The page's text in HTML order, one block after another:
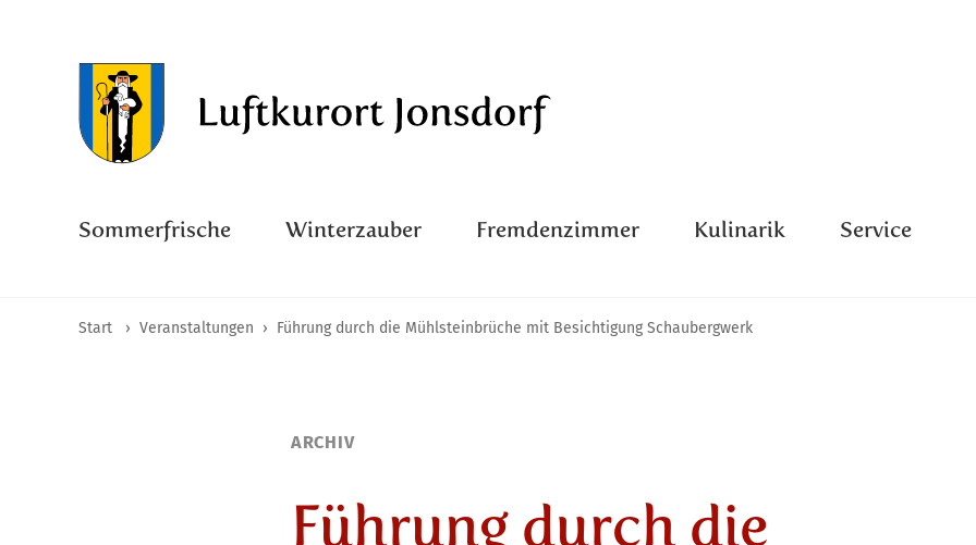
Sommerfrische Winterzauber Fremdenzimmer Kulinarik Service
Start › Veranstaltungen › Führung durch die Mühlsteinbrüche mit Besichtigung Schaubergwerk
ARCHIV
Führung durch die